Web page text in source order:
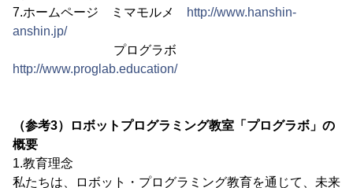
7.ホームページ ミマモルメ
http://www.hanshin-
anshin.jp/
プログラボ
http://www.proglab.education/
（参考3）ロボットプログラミング教室「プログラボ」の
概要
1.教育理念
私たちは、ロボット・プログラミング教育を通じて、未来